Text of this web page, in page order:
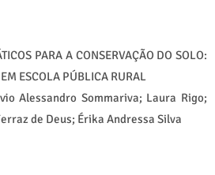
PARA A CONSERVAÇÃO DO SOLO:
ESCOLA PÚBLICA RURAL
Alessandro Sommariva; Laura Rigo;
de Deus; Érika Andressa Silva